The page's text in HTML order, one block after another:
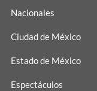
Nacionales
Ciudad de México
Estado de México
Espectáculos